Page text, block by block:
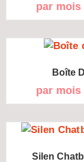
par
Boîte
par
Silen